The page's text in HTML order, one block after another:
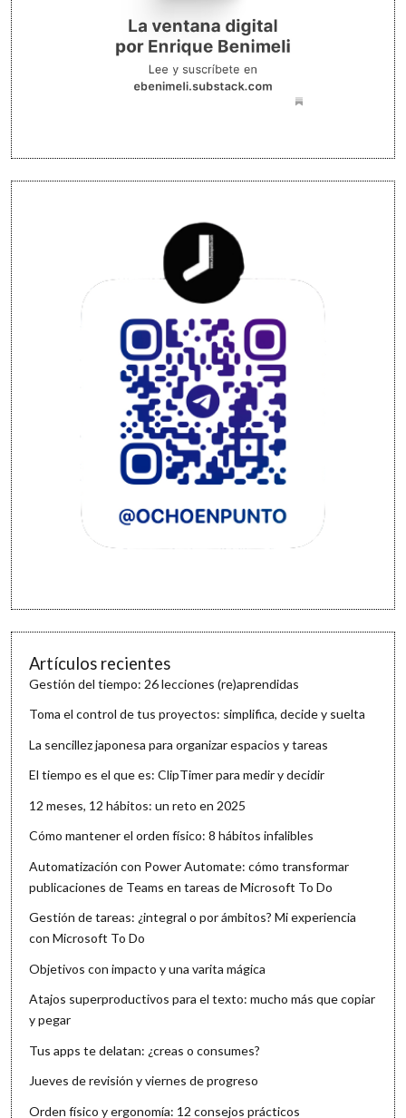
Artículos recientes
Gestión del tiempo: 26 lecciones (re)aprendidas
Toma el control de tus proyectos: simplifica, decide y suelta
La sencillez japonesa para organizar espacios y tareas
El tiempo es el que es: ClipTimer para medir y decidir
12 meses, 12 hábitos: un reto en 2025
Cómo mantener el orden físico: 8 hábitos infalibles
Automatización con Power Automate: cómo transformar
publicaciones de Teams en tareas de Microsoft To Do
Gestión de tareas: ¿integral o por ámbitos? Mi experiencia
con Microsoft To Do
Objetivos con impacto y una varita mágica
Atajos superproductivos para el texto: mucho más que copiar
y pegar
Tus apps te delatan: ¿creas o consumes?
Jueves de revisión y viernes de progreso
Orden físico y ergonomía: 12 consejos prácticos